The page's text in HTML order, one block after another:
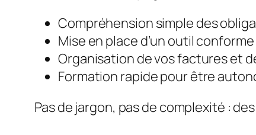
Compréhension simple des
Mise en place d’un outil conforme
Organisation de vos factures et
Formation rapide pour être
Pas de jargon, pas de complexité :